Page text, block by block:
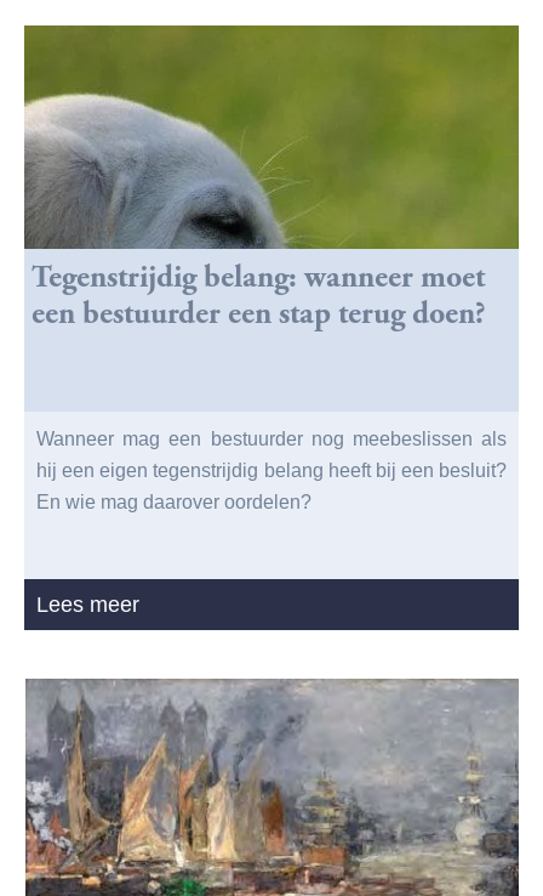
Tegenstrijdig belang: wanneer moet
een bestuurder een stap terug doen?
Wanneer mag een bestuurder nog meebeslissen als
hij een eigen tegenstrijdig belang heeft bij een besluit?
En wie mag daarover oordelen?
Lees meer